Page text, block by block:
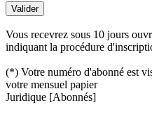
Vous recevrez sous 10 jours
indiquant la procédure
(*) Votre numéro d'abonné est
votre mensuel papier
Juridique [Abonnés]